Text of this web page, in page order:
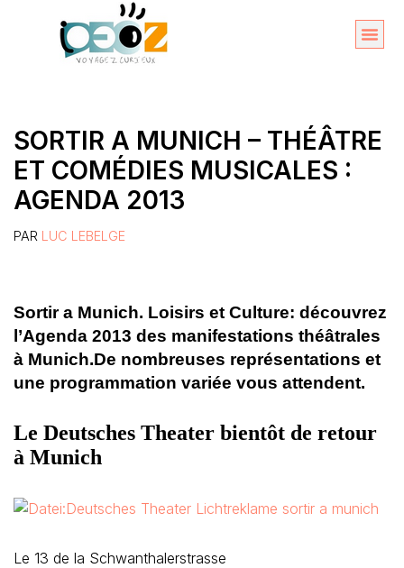
SORTIR A MUNICH – THÉÂTRE
ET COMÉDIES MUSICALES :
AGENDA 2013
PAR LUC LEBELGE
Sortir a Munich. Loisirs et Culture: découvrez
l’Agenda 2013 des manifestations théâtrales
à Munich.De nombreuses représentations et
une programmation variée vous attendent.
Le Deutsches Theater bientôt de retour
à Munich
Le 13 de la Schwanthalerstrasse